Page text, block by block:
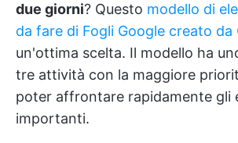
due giorni? Questo modello di
da fare di Fogli Google creato da
un'ottima scelta. Il modello ha
tre attività con la maggiore
poter affrontare rapidamente gli
importanti.